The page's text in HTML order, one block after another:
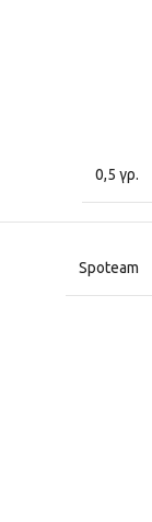
0,5 γρ.
Spoteam